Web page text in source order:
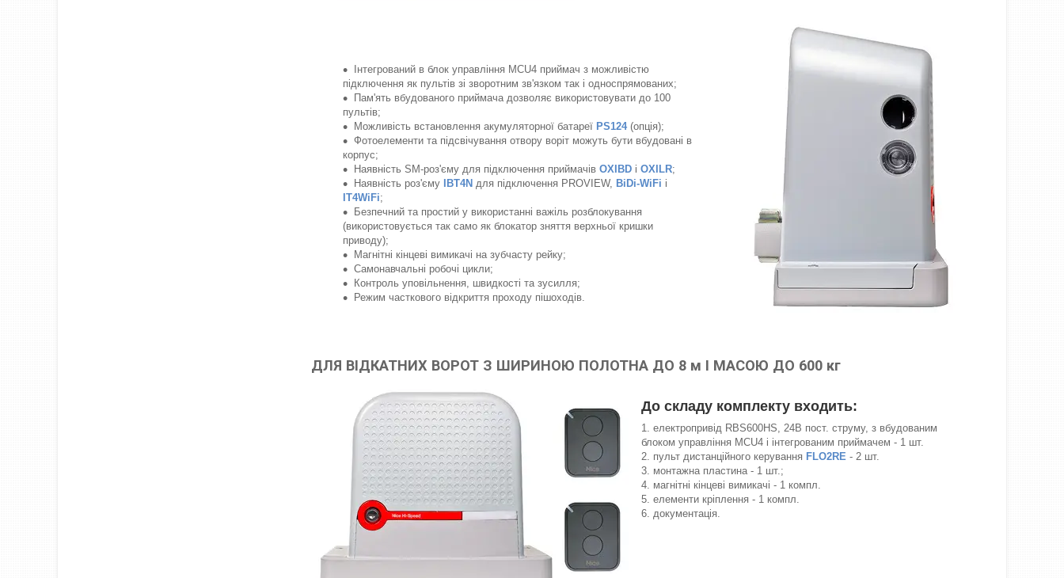
Інтегрований в блок управління MCU4 приймач з можливістю
підключення як пультів зі зворотним зв'язком так і односпрямованих;
Пам'ять вбудованого приймача дозволяє використовувати до 100
пультів;
Можливість встановлення акумуляторної батареї PS124(опція);
Фотоелементи та підсвічування отвору воріт можуть бути вбудовані в
корпус;
Наявність SM-роз'єму для підключення приймачів OXIBD і OXILR;
Наявність роз'єму
IBT4N для підключення PROVIEW, BiDi-WiFi і
IT4WiFi;
Безпечний та простий у використанні важіль розблокування
(використовується так само як блокатор зняття верхньої кришки
приводу);
Магнітні кінцеві вимикачі на зубчасту рейку;
Самонавчальні робочі цикли;
Контроль уповільнення, швидкості та зусилля;
Режим часткового відкриття проходу пішоходів.
ДЛЯ ВІДКАТНИХ ВОРОТ З ШИРИНОЮ ПОЛОТНА ДО 8 м І МАСОЮ ДО 600 кг
До складу комплекту входить:
електропривід RBS600HS, 24В пост. струму, з вбудованим
блоком управління MCU4 і інтегрованим приймачем - 1 шт.
пульт дистанційного керування FLO2RE - 2 шт.
монтажна пластина - 1 шт.;
магнітні кінцеві вимикачі - 1 компл.
елементи кріплення - 1 компл.
документація.